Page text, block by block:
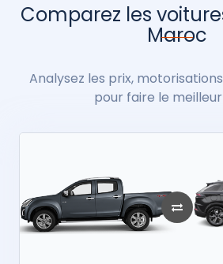
Comparez les
Maroc
Analysez les prix,
pour faire le